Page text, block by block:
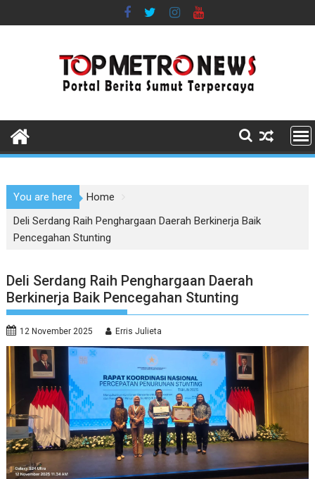
to
You are here
Home
Deli Serdang Raih Penghargaan Daerah Berkinerja Baik
Pencegahan Stunting
Deli Serdang Raih Penghargaan Daerah
Berkinerja Baik Pencegahan Stunting
12 November 2025 Erris Julieta